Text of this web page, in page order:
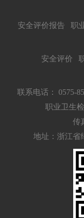
安全评价报告 职
安全评价
联系电话： 0575-
职业卫生
传
地址：浙江省